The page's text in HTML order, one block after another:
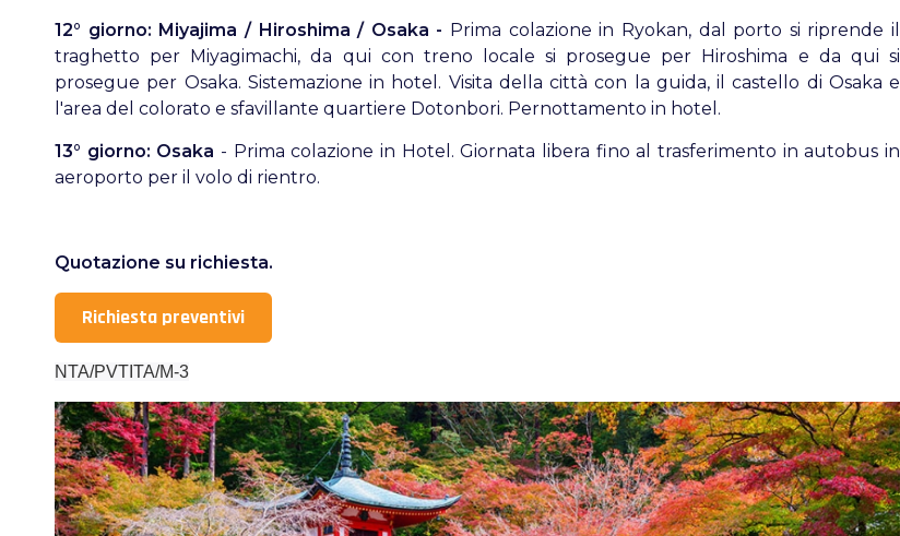
12° giorno: Miyajima / Hiroshima / Osaka - Prima colazione in Ryokan, dal porto si riprende il
traghetto per Miyagimachi, da qui con treno locale si prosegue per Hiroshima e da qui si
prosegue per Osaka. Sistemazione in hotel. Visita della città con la guida, il castello di Osaka e
l'area del colorato e sfavillante quartiere Dotonbori. Pernottamento in hotel.
13° giorno: Osaka - Prima colazione in Hotel. Giornata libera fino al trasferimento in autobus in
aeroporto per il volo di rientro.
Quotazione su richiesta.
Richiesta preventivi
NTA/PVTITA/M-3